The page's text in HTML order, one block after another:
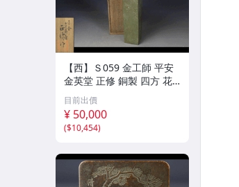
【西】Ｓ059 金工師 平安
金英堂 正修 銅製 四方 花
器 共箱
目前出價
¥ 50,000
($10,454)